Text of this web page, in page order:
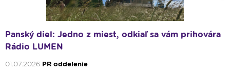
Panský diel: Jedno z miest, odkiaľ sa vám prihovára
Rádio LUMEN
01.07.2026 PR oddelenie